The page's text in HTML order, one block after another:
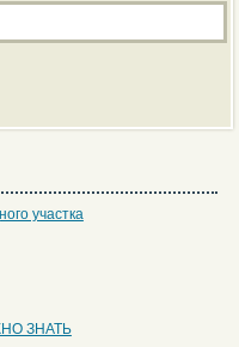
участка
ЗНАТЬ